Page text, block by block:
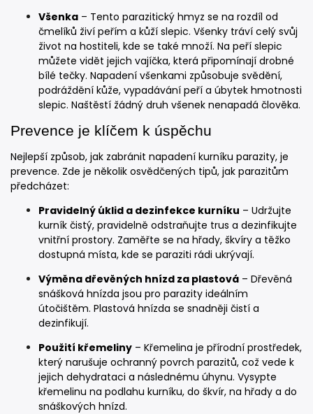
Všenka – Tento parazitický hmyz se na rozdíl od
čmelíků živí peřím a kůží slepic. Všenky tráví celý svůj
život na hostiteli, kde se také množí. Na peří slepic
můžete vidět jejich vajíčka, která připomínají drobné
bílé tečky. Napadení všenkami způsobuje svědění,
podráždění kůže, vypadávání peří a úbytek hmotnosti
slepic. Naštěstí žádný druh všenek nenapadá člověka.
Prevence je klíčem k úspěchu
Nejlepší způsob, jak zabránit napadení kurníku parazity, je
prevence. Zde je několik osvědčených tipů, jak parazitům
předcházet:
Pravidelný úklid a dezinfekce kurníku – Udržujte
kurník čistý, pravidelně odstraňujte trus a dezinfikujte
vnitřní prostory. Zaměřte se na hřady, škvíry a těžko
dostupná místa, kde se paraziti rádi ukrývají.
Výměna dřevěných hnízd za plastová – Dřevěná
snášková hnízda jsou pro parazity ideálním
útočištěm. Plastová hnízda se snadněji čistí a
dezinfikují.
Použití křemeliny – Křemelina je přírodní prostředek,
který narušuje ochranný povrch parazitů, což vede k
jejich dehydrataci a následnému úhynu. Vysypte
křemelinu na podlahu kurníku, do škvír, na hřady a do
snáškových hnízd.